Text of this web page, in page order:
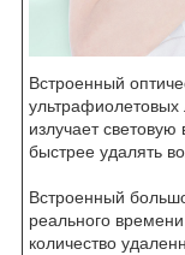
Встроенный
ультрафиолетовых
излучает
быстрее удалять
Встроенный
реального
количество